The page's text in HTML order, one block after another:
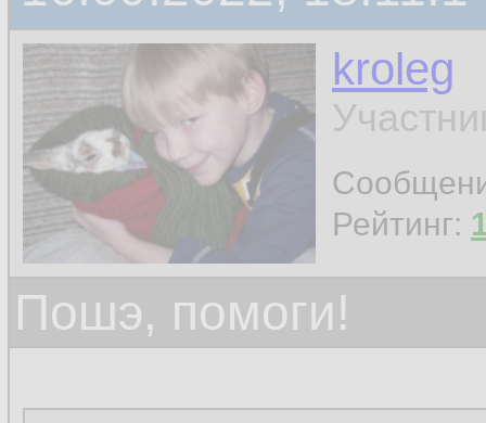
kroleg
Рейтинг:
Пошэ, помоги!